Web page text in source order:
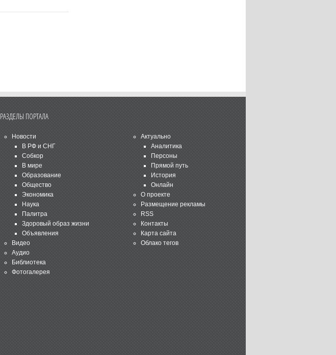
РАЗДЕЛЫ ПОРТАЛА
Новости
В РФ и СНГ
Собкор
В мире
Образование
Общество
Экономика
Наука
Палитра
Здоровый образ жизни
Объявления
Видео
Аудио
Библиотека
Фотогалерея
Актуально
Аналитика
Персоны
Прямой путь
История
Онлайн
О проекте
Размещение рекламы
RSS
Контакты
Карта сайта
Облако тегов